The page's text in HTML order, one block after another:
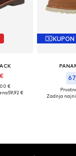
€
59,92 €
KUPON
Zadnja